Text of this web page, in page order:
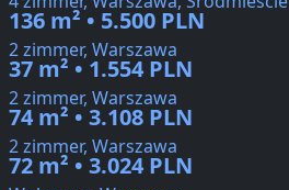
136 m² • 5.500 PLN
2 zimmer, Warszawa
37 m² • 1.554 PLN
2 zimmer, Warszawa
74 m² • 3.108 PLN
2 zimmer, Warszawa
72 m² • 3.024 PLN